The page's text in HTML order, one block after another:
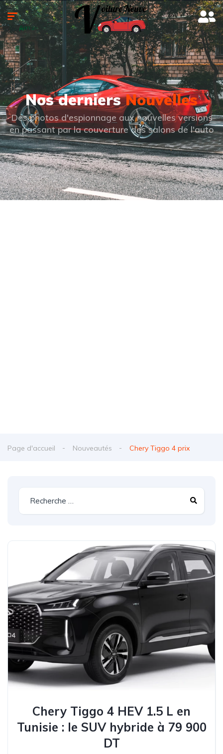
Nos derniersNouvelles
Des photos d'espionnage aux nouvelles versions
en passant par la couverture des salons de l'auto
Page d'accueil Nouveautés Chery Tiggo 4 prix
Chery Tiggo 4 HEV 1.5 L en
Tunisie : le SUV hybride à 79 900
DT